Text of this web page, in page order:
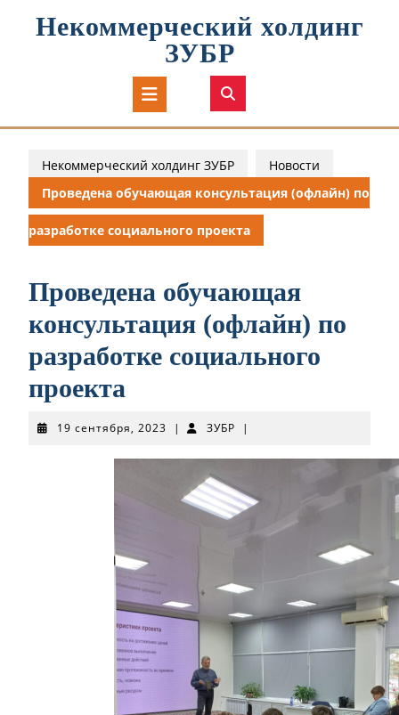
Некоммерческий холдинг
ЗУБР
Кнопка
Открыть
Некоммерческий холдинг ЗУБР
Новости
Проведена обучающая консультация (офлайн) по
разработке социального проекта
Проведена обучающая
консультация (офлайн) по
разработке социального
проекта
19 сентября, 2023 19
2023
| ЗУБР ЗУБР
|